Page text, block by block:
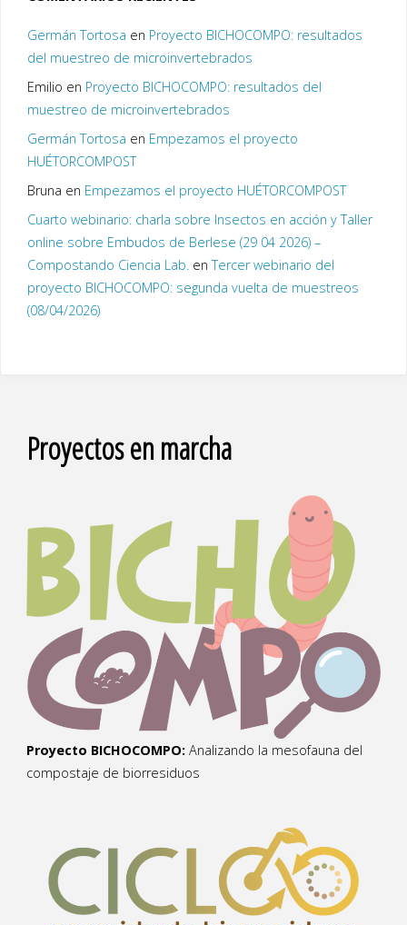
Germán Tortosa en Proyecto BICHOCOMPO: resultados
del muestreo de microinvertebrados
Emilio en Proyecto BICHOCOMPO: resultados del
muestreo de microinvertebrados
Germán Tortosa en Empezamos el proyecto
HUÉTORCOMPOST
Bruna en Empezamos el proyecto HUÉTORCOMPOST
Cuarto webinario: charla sobre Insectos en acción y Taller
online sobre Embudos de Berlese (29 04 2026) –
Compostando Ciencia Lab.enTercer webinario del
proyecto BICHOCOMPO: segunda vuelta de muestreos
(08/04/2026)
Proyectos en marcha
Proyecto BICHOCOMPO: Analizando la mesofauna del
compostaje de biorresiduos